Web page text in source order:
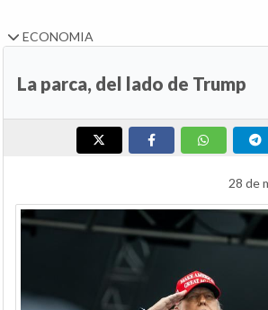
ECONOMIA
La parca, del lado de Trump
28 de